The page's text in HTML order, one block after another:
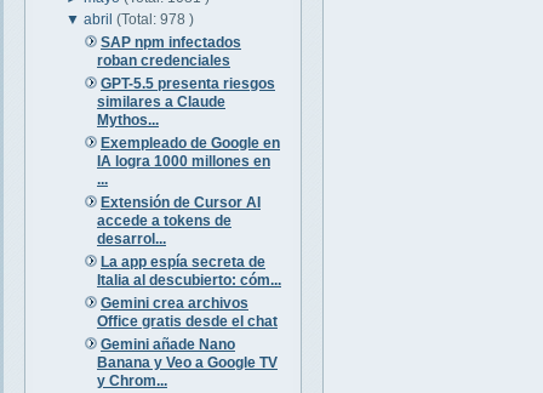
▼abril(Total: 978 )
SAP npm infectados
roban credenciales
GPT-5.5 presenta riesgos
similares a Claude
Mythos...
Exempleado de Google en
IA logra 1000 millones en
...
Extensión de Cursor AI
accede a tokens de
desarrol...
La app espía secreta de
Italia al descubierto: cóm...
Gemini crea archivos
Office gratis desde el chat
Gemini añade Nano
Banana y Veo a Google TV
y Chrom...